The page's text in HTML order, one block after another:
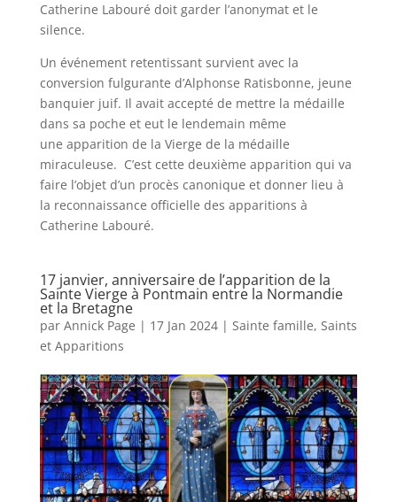
Catherine Labouré doit garder l’anonymat et le
silence.
Un événement retentissant survient avec la
conversion fulgurante d’Alphonse Ratisbonne, jeune
banquier juif. Il avait accepté de mettre la médaille
dans sa poche et eut le lendemain même
une apparition de la Vierge de la médaille
miraculeuse. C’est cette deuxième apparition qui va
faire l’objet d’un procès canonique et donner lieu à
la reconnaissance officielle des apparitions à
Catherine Labouré.
17 janvier, anniversaire de l’apparition de la
Sainte Vierge à Pontmain entre la Normandie
et la Bretagne
par Annick Page | 17 Jan 2024| Sainte famille, Saints
et Apparitions